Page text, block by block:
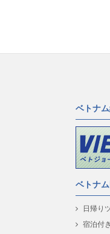
ベトナ
ベトナ
日帰り
宿泊付